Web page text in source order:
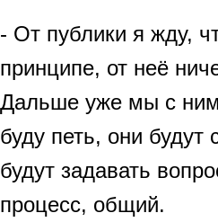
- От публики я жду,
принципе, от неё
Дальше уже мы с
буду петь, они будут
будут задавать
процесс, общий.